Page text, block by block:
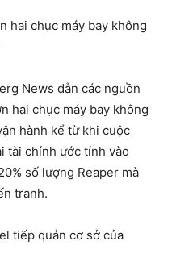
hai chục máy bay không
News dẫn các nguồn
hai chục máy bay không
hành kể từ khi cuộc
tài chính ước tính vào
số lượng Reaper mà
tranh.
tiếp quản cơ sở của